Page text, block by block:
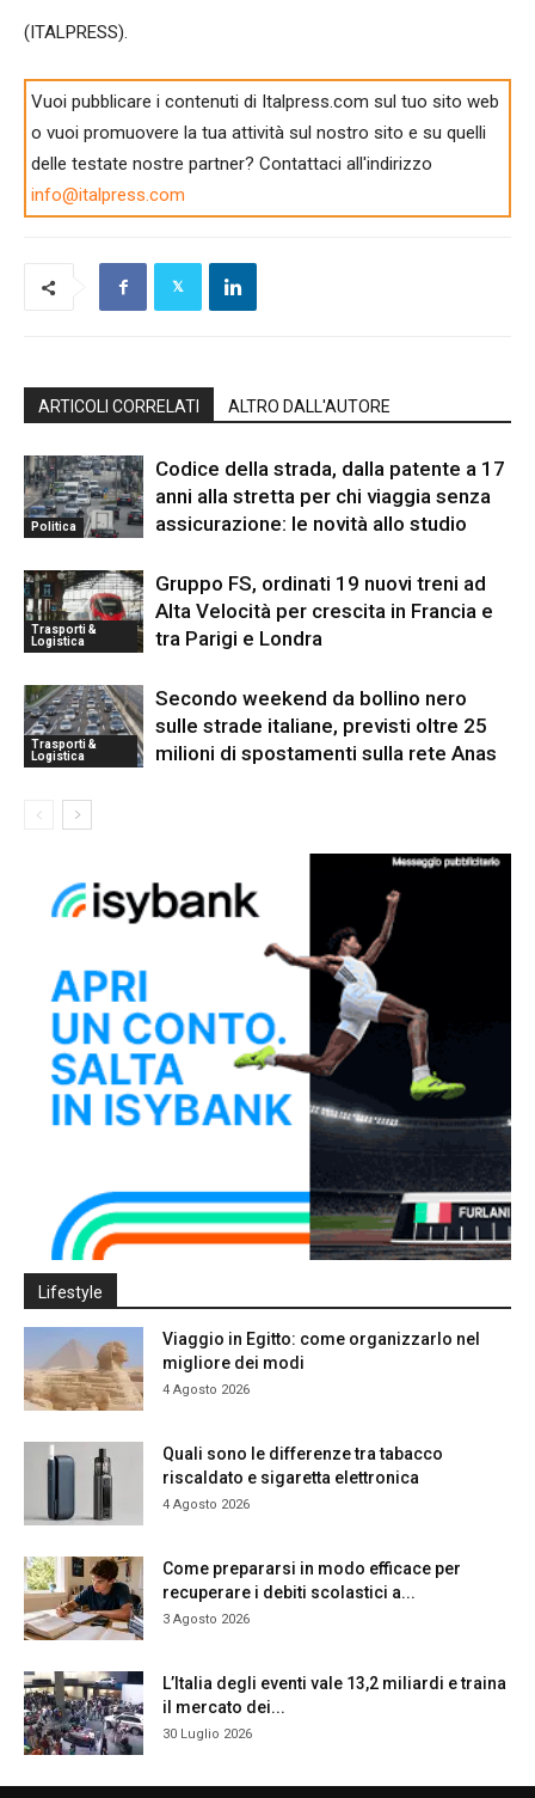
(ITALPRESS).
Vuoi pubblicare i contenuti di Italpress.com sul tuo sito web
o vuoi promuovere la tua attività sul nostro sito e su quelli
delle testate nostre partner? Contattaci all'indirizzo
info@italpress.com
ARTICOLI CORRELATI ALTRO DALL'AUTORE
Politica
Codice della strada, dalla patente a 17
anni alla stretta per chi viaggia senza
assicurazione: le novità allo studio
Trasporti &
Logistica
Gruppo FS, ordinati 19 nuovi treni ad
Alta Velocità per crescita in Francia e
tra Parigi e Londra
Trasporti &
Logistica
Secondo weekend da bollino nero
sulle strade italiane, previsti oltre 25
milioni di spostamenti sulla rete Anas
Lifestyle
Viaggio in Egitto: come organizzarlo nel
migliore dei modi
4 Agosto 2026
Quali sono le differenze tra tabacco
riscaldato e sigaretta elettronica
4 Agosto 2026
Come prepararsi in modo efficace per
recuperare i debiti scolastici a...
3 Agosto 2026
L’Italia degli eventi vale 13,2 miliardi e traina
il mercato dei...
30 Luglio 2026